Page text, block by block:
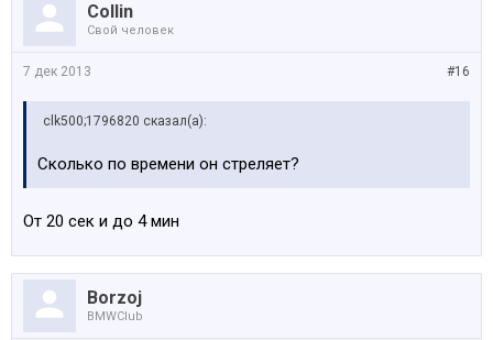
Collin
Свой человек
#16
7 дек 2013
clk500;1796820 сказал(а):
Сколько по времени он стреляет?
От 20 сек и до 4 мин
Borzoj
BMWClub